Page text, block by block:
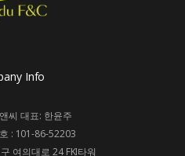
Info
씨 대표: 한윤주
: 101-86-52203
여의대로 24 FKI타워